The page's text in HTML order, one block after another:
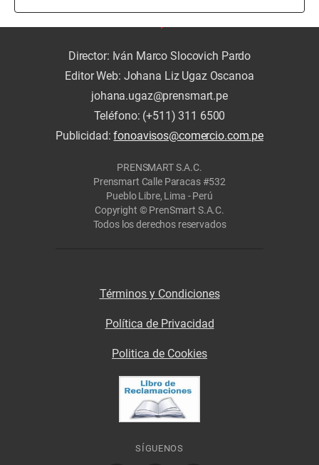
Director: Iván Marco Slocovich Pardo
Editor Web: Johana Liz Ugaz Oscanoa
johana.ugaz@prensmart.pe
Teléfono: (+511) 311 6500
Publicidad:fonoavisos@comercio.com.pe
PRENSMART S.A.C.
Prensmart Calle Paracas #532
Pueblo Libre, Lima - Perú
Copyright © PrenSmart S.A.C.
Todos los derechos reservados
Términos y Condiciones
Política de Privacidad
Politica de Cookies
SÍGUENOS